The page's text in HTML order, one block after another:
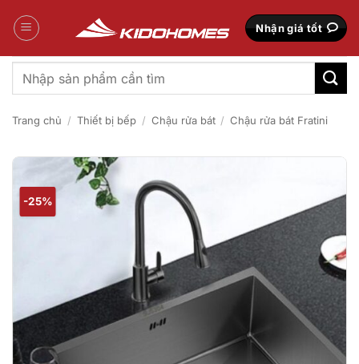
qua
Nhận giá tốt
Tìm
kiếm:
Trang chủ / Thiết bị bếp / Chậu rửa bát / Chậu rửa bát Fratini
-25%